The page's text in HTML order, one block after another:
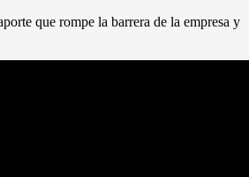
que rompe la barrera de la empresa y